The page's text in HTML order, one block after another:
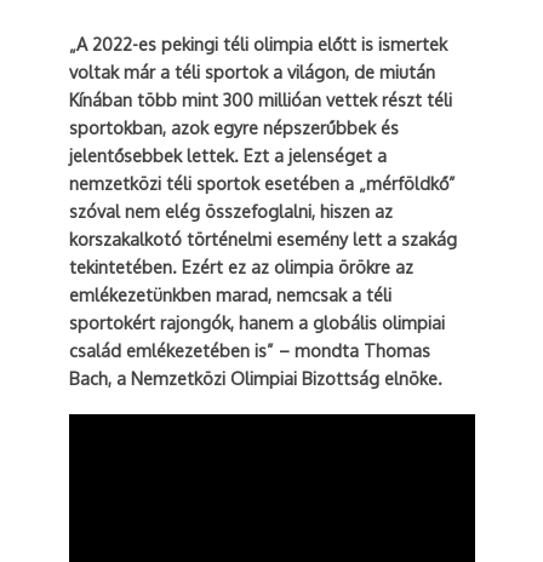
„A 2022-es pekingi téli olimpia előtt is ismertek
voltak már a téli sportok a világon, de miután
Kínában több mint 300 millióan vettek részt téli
sportokban, azok egyre népszerűbbek és
jelentősebbek lettek. Ezt a jelenséget a
nemzetközi téli sportok esetében a „mérföldkő”
szóval nem elég összefoglalni, hiszen az
korszakalkotó történelmi esemény lett a szakág
tekintetében. Ezért ez az olimpia örökre az
emlékezetünkben marad, nemcsak a téli
sportokért rajongók, hanem a globális olimpiai
család emlékezetében is” – mondta Thomas
Bach, a Nemzetközi Olimpiai Bizottság elnöke.